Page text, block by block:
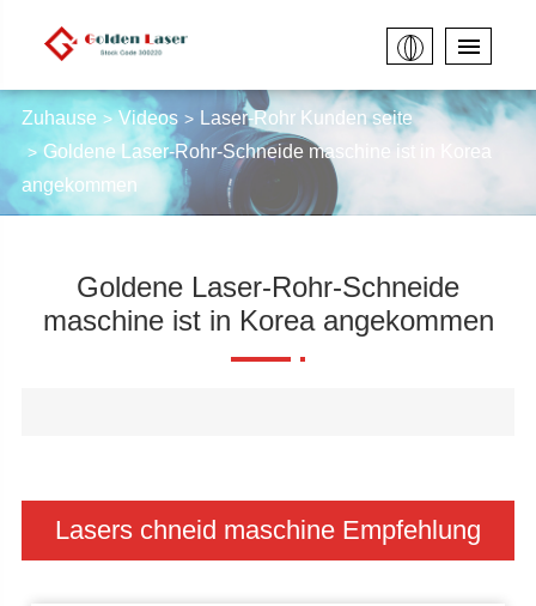
Zuhause Videos
Laser-Rohr Kunden seite
Goldene Laser-Rohr-Schneide maschine ist in Korea
angekommen
Goldene Laser-Rohr-Schneide
maschine ist in Korea angekommen
Lasers chneid maschine Empfehlung